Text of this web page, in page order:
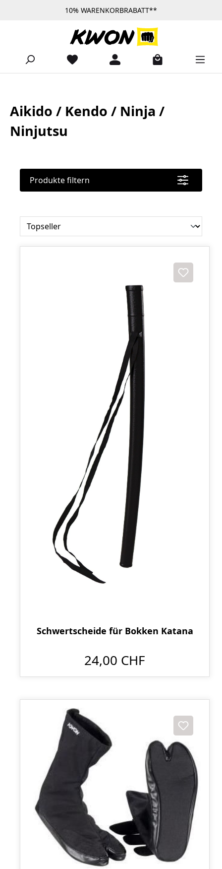
Zum Hauptinhalt springen10% WARENKORBRABATT**
Aikido / Kendo / Ninja /
Ninjutsu
Produkte filtern
Schwertscheide für Bokken Katana
24,00 CHF